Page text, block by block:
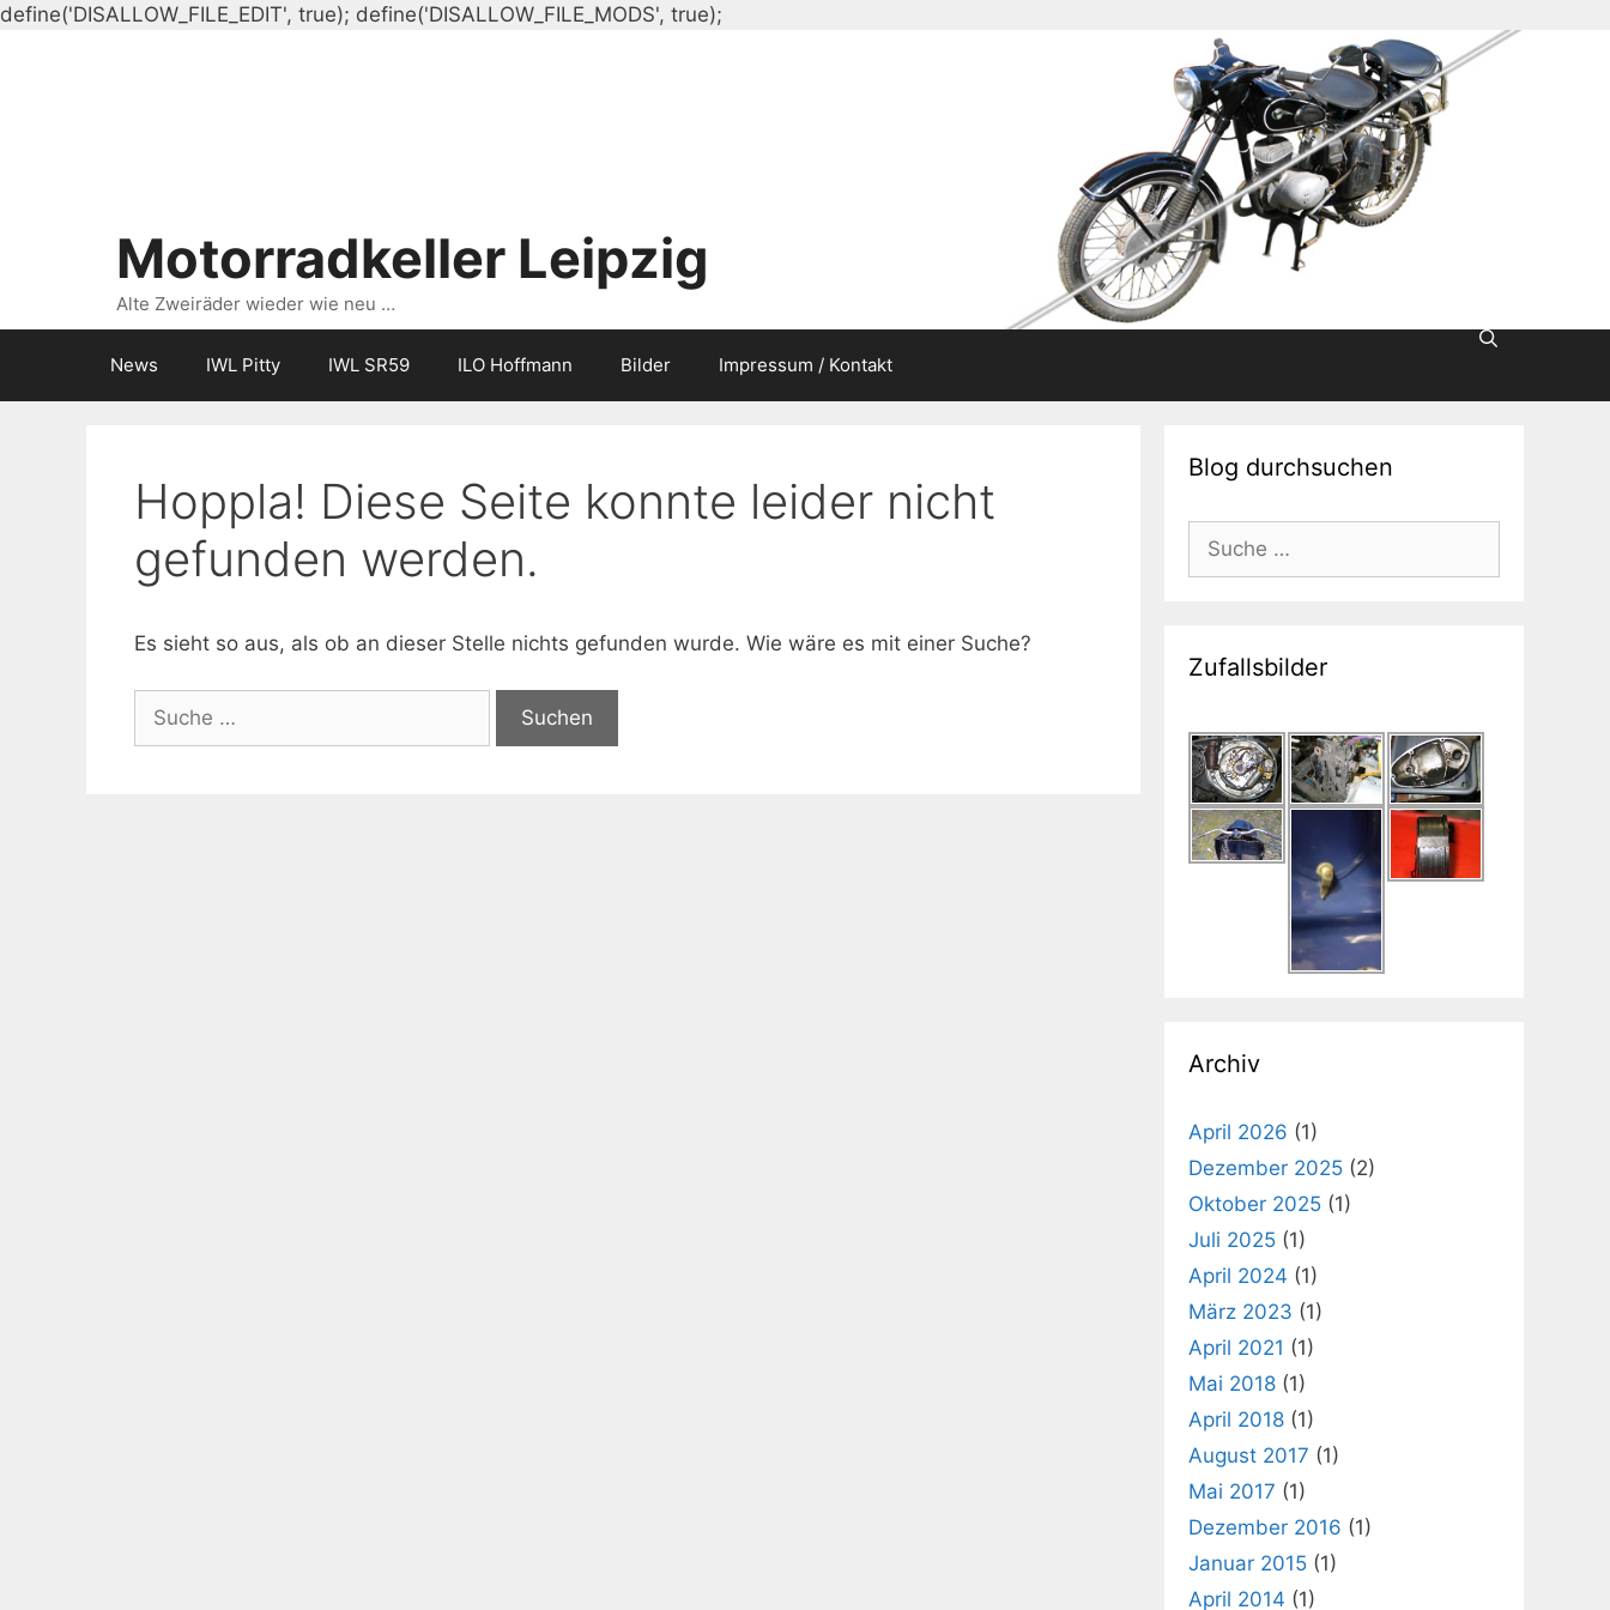
define('DISALLOW_FILE_EDIT', true); define('DISALLOW_FILE_MODS', true);
Motorradkeller Leipzig
Alte Zweiräder wieder wie neu …
News IWL Pitty IWL SR59 ILO Hoffmann Bilder Impressum / Kontakt
Hoppla! Diese Seite konnte leider nicht
gefunden werden.
Es sieht so aus, als ob an dieser Stelle nichts gefunden wurde. Wie wäre es mit einer Suche?
nach:
Blog durchsuchen
Suche
nach:
Zufallsbilder
Archiv
April 2026 (1)
Dezember 2025 (2)
Oktober 2025 (1)
Juli 2025 (1)
April 2024 (1)
März 2023 (1)
April 2021 (1)
Mai 2018 (1)
April 2018 (1)
August 2017 (1)
Mai 2017 (1)
Dezember 2016 (1)
Januar 2015 (1)
April 2014 (1)